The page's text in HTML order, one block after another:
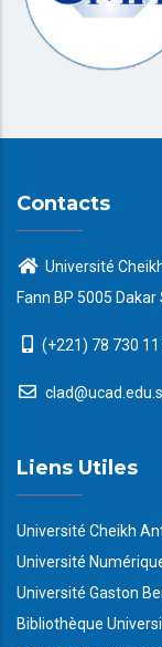
Contacts
Université
Fann BP 5005 Dakar
(+221) 78 730 11
Liens Utiles
Université Cheikh
Université
Université Gaston
Bibliothèque